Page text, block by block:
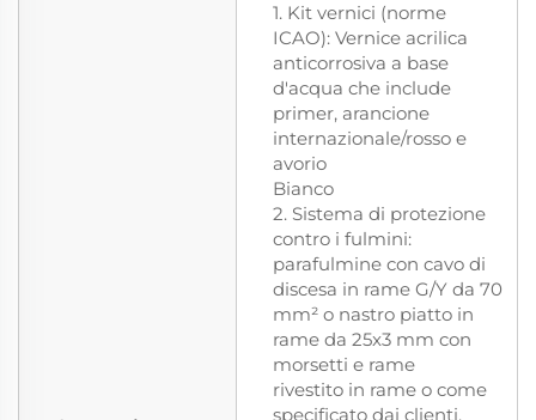
1. Kit vernici (norme
ICAO): Vernice acrilica
anticorrosiva a base
d'acqua che include
primer, arancione
internazionale/rosso e
avorio
Bianco
2. Sistema di protezione
contro i fulmini:
parafulmine con cavo di
discesa in rame G/Y da 70
mm² o nastro piatto in
rame da 25x3 mm con
morsetti e rame
rivestito in rame o come
specificato dai clienti.